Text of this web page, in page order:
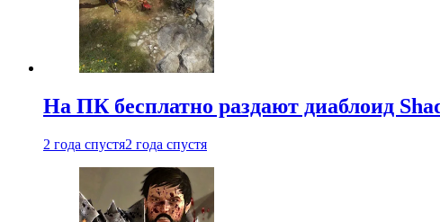
На ПК бесплатно раздают диаблоид
2 года спустя2 года спустя